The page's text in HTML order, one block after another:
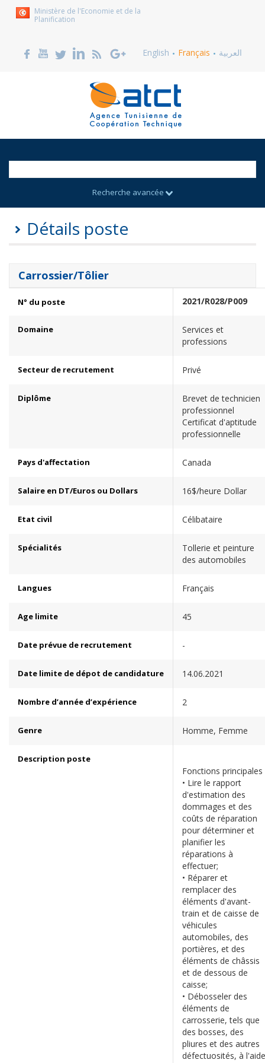
Ministère de l'Economie et de la
Planification
English Français العربية
Recherche avancée
Détails poste
Carrossier/Tôlier
N° du poste 2021/R028/P009
Domaine
Services et
professions
Secteur de recrutement Privé
Diplôme
Brevet de technicien
professionnel
Certificat d'aptitude
professionnelle
Pays d'affectation Canada
Salaire en DT/Euros ou Dollars 16$/heure Dollar
Etat civil Célibataire
Spécialités
Tollerie et peinture
des automobiles
Langues Français
Age limite 45
Date prévue de recrutement -
Date limite de dépot de candidature 14.06.2021
Nombre d’année d’expérience 2
Genre Homme, Femme
Description poste
Fonctions principales
• Lire le rapport
d'estimation des
dommages et des
coûts de réparation
pour déterminer et
planifier les
réparations à
effectuer;
• Réparer et
remplacer des
éléments d'avant-
train et de caisse de
véhicules
automobiles, des
portières, et des
éléments de châssis
et de dessous de
caisse;
• Débosseler des
éléments de
carrosserie, tels que
des bosses, des
pliures et des autres
défectuosités, à l'aide